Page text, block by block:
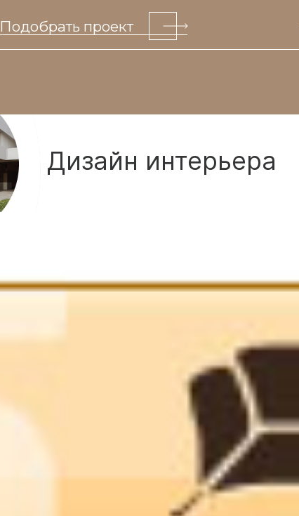
Подобрать проект
Дизайн интерьера